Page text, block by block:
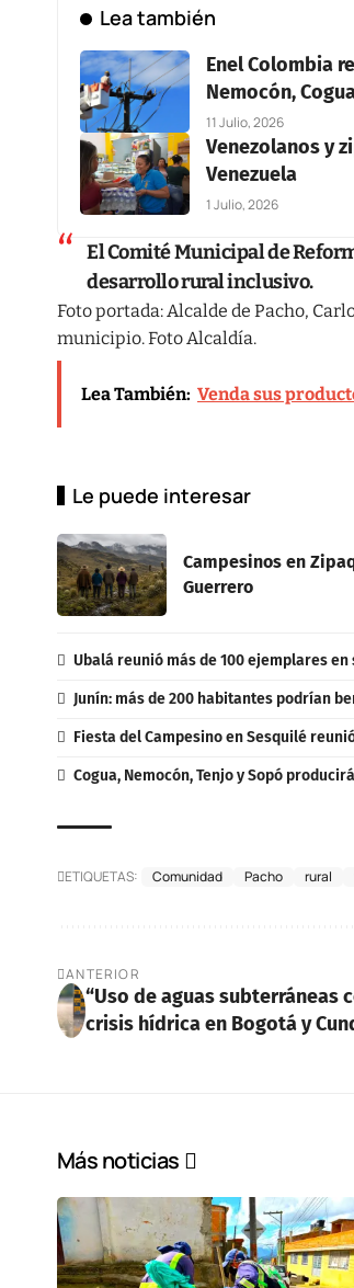
Lea también
Enel Colombia
Nemocón,
11 Julio, 2026
Venezolanos y
Venezuela
1 Julio, 2026
El Comité Municipal de
desarrollo rural inclusivo.
Foto portada: Alcalde de Pacho,
municipio. Foto Alcaldía.
Lea También: Venda sus
Le puede interesar
Campesinos en
Guerrero
Ubalá reunió más de 100 ejemplares
Junín: más de 200 habitantes podrían
Fiesta del Campesino en Sesquilé
Cogua, Nemocón, Tenjo y Sopó
ETIQUETAS: Comunidad Pacho rural
ANTERIOR
“Uso de aguas subterráneas
crisis hídrica en Bogotá y
Más noticias